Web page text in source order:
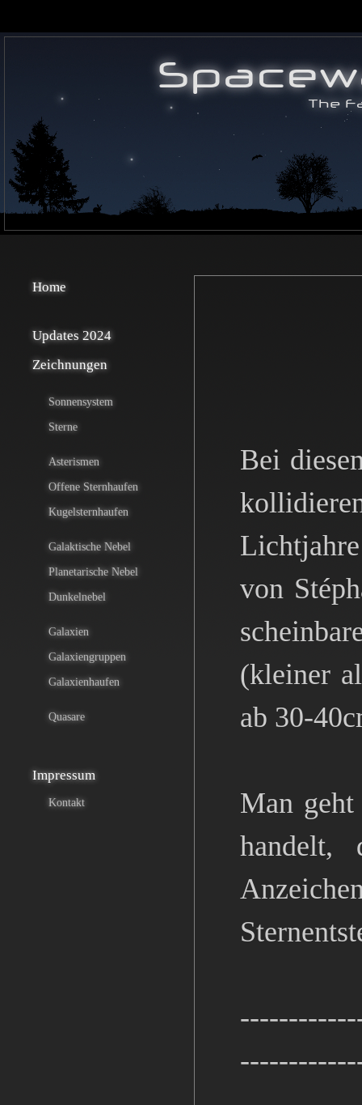
Home
Updates 2024
Zeichnungen
Sonnensystem
Sterne
Asterismen
Offene Sternhaufen
Kugelsternhaufen
Galaktische Nebel
Planetarische Nebel
Dunkelnebel
Galaxien
Galaxiengruppen
Galaxienhaufen
Quasare
Impressum
Kontakt
Bei
von
(kleiner
ab 30-
Man geht
handelt,